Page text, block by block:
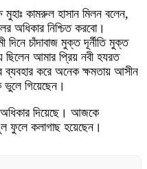
মুহাঃ কামরুল হাসান মিলন বলেন,
অধিকার নিশ্চিত করবো।
দিনে চাঁদাবাজ মুক্ত দূর্নীতি মুক্ত
ছিলেন আমার প্রিয় নবী হযরত
ব্যবহার করে অনেক ক্ষমতায় আসীন
ভুলে গিয়েছেন।
দিয়েছে। আজকে
ফুলে কলাগাছ হয়েছেন।